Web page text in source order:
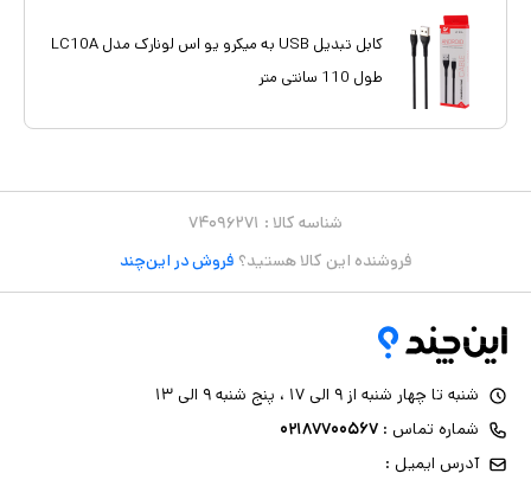
کابل تبدیل USB به میکرو یو اس لونارک مدل LC10A
طول 110 سانتی متر
شناسه کالا : ۷۴۰۹۶۲۷۱
فروشنده این کالا هستید؟ فروش در این‌چند
شنبه تا چهار شنبه از ۹ الی ۱۷ ، پنج شنبه ۹ الی ۱۳
شماره تماس : ۰۲۱۸۷۷۰۰۵۶۷
آدرس ایمیل :